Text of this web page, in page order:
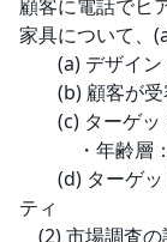
顧客に電話でヒ
家具について、
(a) デザイン
(b) 顧客が受
(c) ターゲッ
・年齢層：
(d) ターゲッ
ティ
(2) 市場調査の